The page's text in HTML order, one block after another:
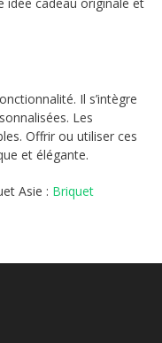
Il s’intègre
Les
Offrir ou utiliser ces
et élégante.
Asie : Briquet